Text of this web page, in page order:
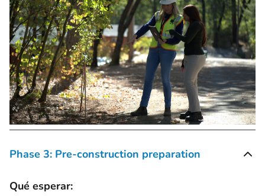
Phase 3: Pre-construction preparation
Qué esperar: